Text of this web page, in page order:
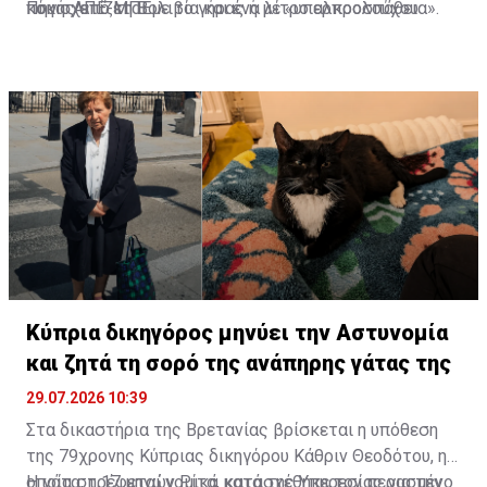
που σχετίζεται με το γήρας ή με «υπερπροσπάθεια».
κόκας από τη Βολιβία και ένα λίτρο αλκοολούχου
και ξηρούς καρπούς κόλα από τη Νότια Αμερική.
Πηγή: ΑΠΕ-ΜΠΕ
Κύπρια δικηγόρος μηνύει την Αστυνομία
και ζητά τη σορό της ανάπηρης γάτας της
29.07.2026 10:39
Στα δικαστήρια της Βρετανίας βρίσκεται η υπόθεση
της 79χρονης Κύπριας δικηγόρου Κάθριν Θεοδότου, η
οποία στρέφεται νομικά κατά της Υπηρεσίας για την
Η γάτα, η 17 μηνών Ρίτα, κατασχέθηκε τον περασμένο